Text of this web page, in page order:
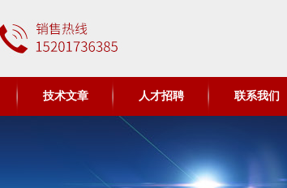
技术文章 人才招聘 联系我们